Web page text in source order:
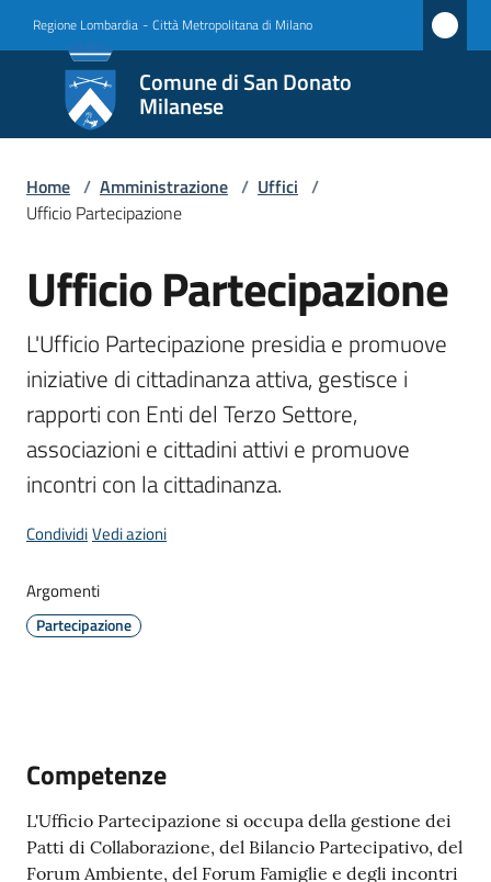
Regione Lombardia - Città Metropolitana di Milano
Comune di San Donato
Milanese
Comune
di San
Donato
Milanese
Amministrazione
Menu selezionato
Novità
Servizi
Vivere
San
Donato
Milanese
Seguici
su
Home / Amministrazione / Uffici /
Ufficio Partecipazione
Salta al contenuto
Ufficio Partecipazione
L'Ufficio Partecipazione presidia e promuove
iniziative di cittadinanza attiva, gestisce i
rapporti con Enti del Terzo Settore,
associazioni e cittadini attivi e promuove
incontri con la cittadinanza.
CondividiVedi azioni
Argomenti
Partecipazione
Competenze
L'Ufficio Partecipazione si occupa della gestione dei
Patti di Collaborazione, del Bilancio Partecipativo, del
Forum Ambiente, del Forum Famiglie e degli incontri